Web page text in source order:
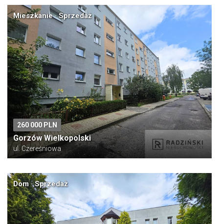
Mieszkanie · Sprzedaż
260 000 PLN
Gorzów Wielkopolski
ul. Czereśniowa
Dom · Sprzedaż